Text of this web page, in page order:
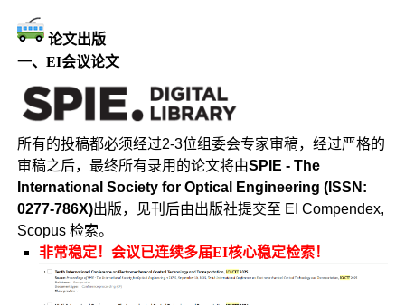
论文出版
一、EI会议论文
所有的投稿都必须经过2-3位组委会专家审稿，经过严格的
审稿之后，最终所有录用的论文将由SPIE - The
International Society for Optical Engineering (ISSN:
0277-786X)出版，见刊后由出版社提交至 EI Compendex,
Scopus 检索。
非常稳定！会议已连续多届EI核心稳定检索！